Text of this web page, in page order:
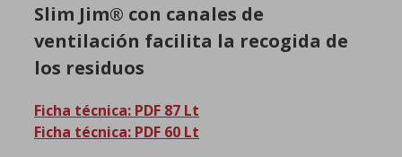
Slim Jim® con canales de
ventilación facilita la recogida de
los residuos
Ficha técnica: PDF 87 Lt
Ficha técnica: PDF 60 Lt